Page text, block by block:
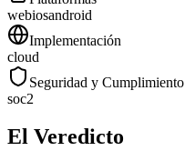
webiosandroid
Implementación
cloud
Seguridad y Cumplimiento
soc2
El Veredicto